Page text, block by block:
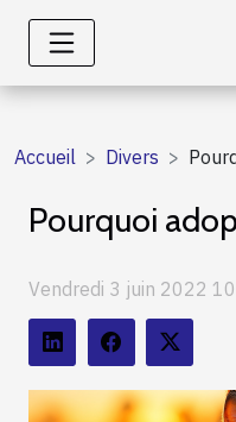
Accueil Divers
Pourquoi
Vendredi 3 juin 2022